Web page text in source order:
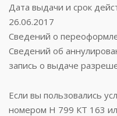
Дата выдачи и срок
26.06.2017
Сведений о
Сведений об
запись о выдаче
Если вы пользовались
номером Н 799 КТ 163